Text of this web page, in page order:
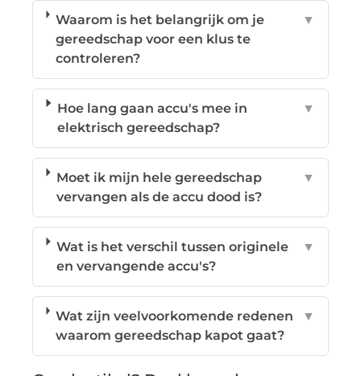
Waarom is het belangrijk om je
gereedschap voor een klus te
controleren?
▼
Hoe lang gaan accu's mee in
elektrisch gereedschap?
▼
Moet ik mijn hele gereedschap
vervangen als de accu dood is?
▼
Wat is het verschil tussen originele
en vervangende accu's?
▼
Wat zijn veelvoorkomende redenen
waarom gereedschap kapot gaat?
▼